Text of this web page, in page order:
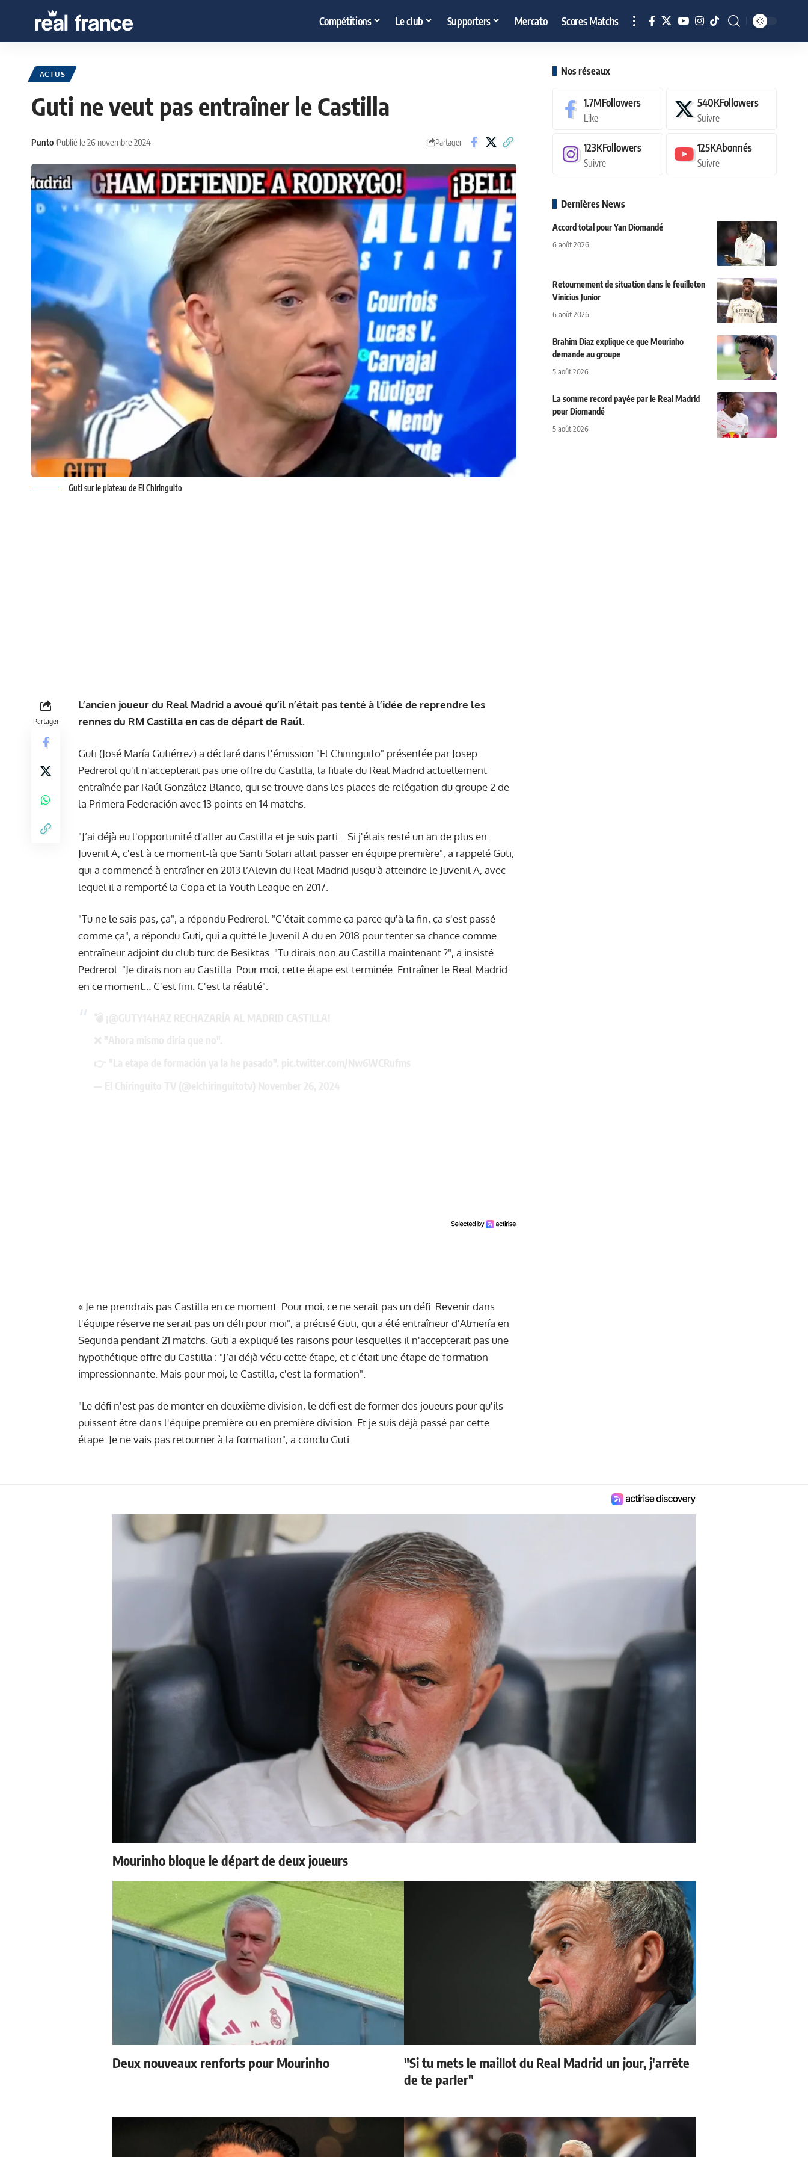
Compétitions Le club Supporters Mercato Scores Matchs
ACTUS
Guti ne veut pas entraîner le Castilla
Punto Publié le 26 novembre 2024 Partager
Guti sur le plateau de El Chiringuito
Partager
L’ancien joueur du Real Madrid a avoué qu’il n’était pas tenté à l’idée de reprendre les
rennes du RM Castilla en cas de départ de Raúl.
Guti (José María Gutiérrez) a déclaré dans l'émission "El Chiringuito" présentée par Josep
Pedrerol qu'il n'accepterait pas une offre du Castilla, la filiale du Real Madrid actuellement
entraînée par Raúl González Blanco, qui se trouve dans les places de relégation du groupe 2 de
la Primera Federación avec 13 points en 14 matchs.
"J’ai déjà eu l'opportunité d'aller au Castilla et je suis parti... Si j'étais resté un an de plus en
Juvenil A, c'est à ce moment-là que Santi Solari allait passer en équipe première", a rappelé Guti,
qui a commencé à entraîner en 2013 l’Alevin du Real Madrid jusqu'à atteindre le Juvenil A, avec
lequel il a remporté la Copa et la Youth League en 2017.
"Tu ne le sais pas, ça", a répondu Pedrerol. "C’était comme ça parce qu'à la fin, ça s'est passé
comme ça", a répondu Guti, qui a quitté le Juvenil A du en 2018 pour tenter sa chance comme
entraîneur adjoint du club turc de Besiktas. "Tu dirais non au Castilla maintenant ?", a insisté
Pedrerol. "Je dirais non au Castilla. Pour moi, cette étape est terminée. Entraîner le Real Madrid
en ce moment… C'est fini. C'est la réalité".
« Je ne prendrais pas Castilla en ce moment. Pour moi, ce ne serait pas un défi. Revenir dans
l'équipe réserve ne serait pas un défi pour moi", a précisé Guti, qui a été entraîneur d'Almería en
Segunda pendant 21 matchs. Guti a expliqué les raisons pour lesquelles il n'accepterait pas une
hypothétique offre du Castilla : "J’ai déjà vécu cette étape, et c'était une étape de formation
impressionnante. Mais pour moi, le Castilla, c'est la formation".
"Le défi n'est pas de monter en deuxième division, le défi est de former des joueurs pour qu'ils
puissent être dans l'équipe première ou en première division. Et je suis déjà passé par cette
étape. Je ne vais pas retourner à la formation", a conclu Guti.
Nos réseaux
1.7MFollowers
Like
540KFollowers
Suivre
123KFollowers
Suivre
125KAbonnés
Suivre
Dernières News
Accord total pour Yan Diomandé
6 août 2026
Retournement de situation dans le feuilleton
Vinicius Junior
6 août 2026
Brahim Diaz explique ce que Mourinho
demande au groupe
5 août 2026
La somme record payée par le Real Madrid
pour Diomandé
5 août 2026
Mourinho bloque le départ de deux joueurs
Deux nouveaux renforts pour Mourinho
"Si tu mets le maillot du Real Madrid un jour, j'arrête
de te parler"